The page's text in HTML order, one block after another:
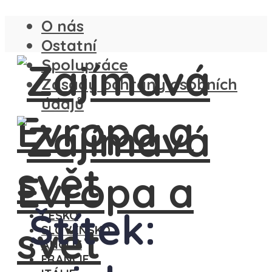
O nás
Ostatní
Spolupráce
Zásady ochrany osobních
údajů
ČESKO
SLOVENSKO
ANGLIE
FRANCIE
Štítek: